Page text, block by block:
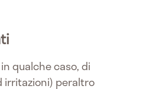
qualche caso, di
irritazioni) peraltro